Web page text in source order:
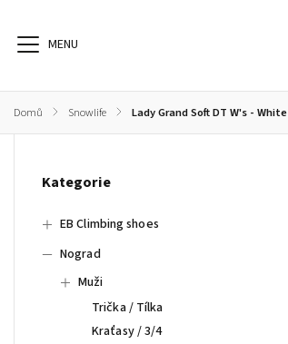
EB Climbing shoes
Domů / Snowlife / Lady Grand Soft DT W's - White
Kategorie
EB Climbing shoes
Nograd
Muži
Trička / Tílka
Kraťasy / 3/4